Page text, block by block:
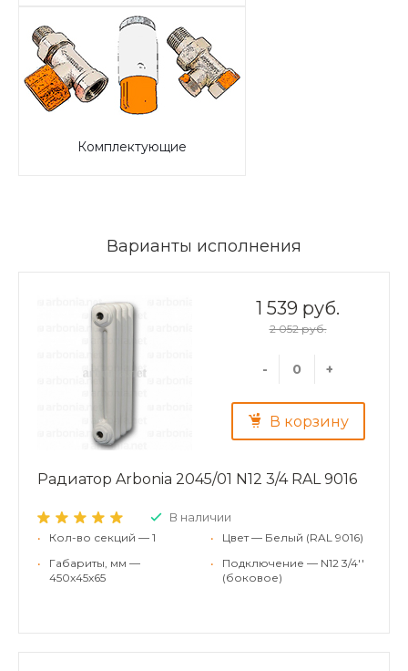
Комплектующие
Варианты исполнения
1 539 руб.
2 052 руб.
- +
В корзину
Радиатор Arbonia 2045/01 N12 3/4 RAL 9016
В наличии
•
Кол-во секций — 1
•
Габариты, мм —
450x45x65
•
Цвет — Белый (RAL 9016)
•
Подключение — N12 3/4''
(боковое)